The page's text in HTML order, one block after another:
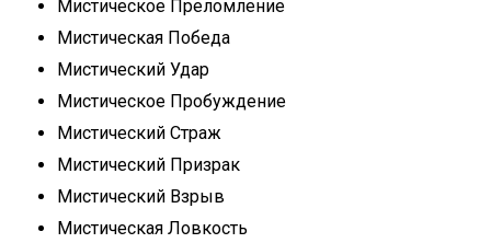
Мистическое Преломление
Мистическая Победа
Мистический Удар
Мистическое Пробуждение
Мистический Страж
Мистический Призрак
Мистический Взрыв
Мистическая Ловкость